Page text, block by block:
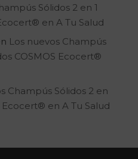
Sólidos 2 en 1
en A Tu Salud
Los nuevos Champús
COSMOS Ecocert®
Champús Sólidos 2 en
Ecocert® en A Tu Salud